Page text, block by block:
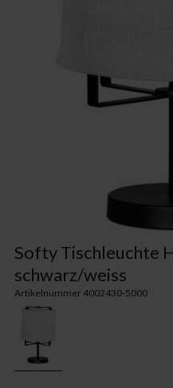
Softy Tischleuchte
schwarz/weiss
Artikelnummer 4002430-5000